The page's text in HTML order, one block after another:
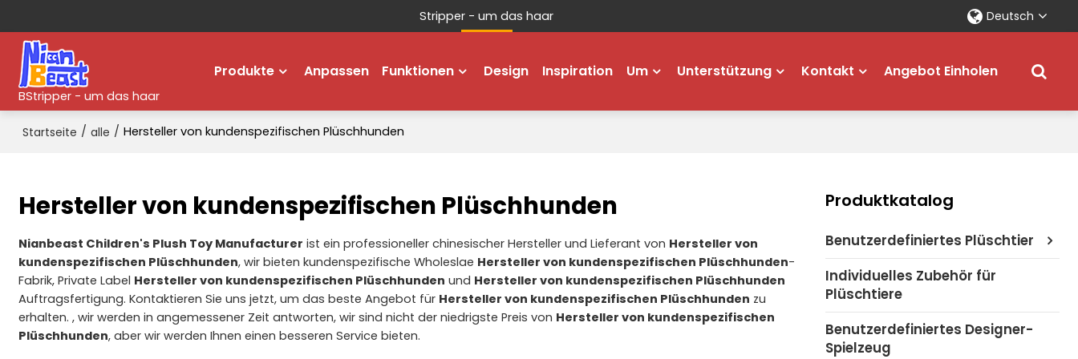
Stripper - um das haar Deutsch
BStripper - um das haar
Produkte Anpassen Funktionen Design Inspiration Um Unterstützung Kontakt Angebot Einholen
Startseite / alle / Hersteller von kundenspezifischen Plüschhunden
Hersteller von kundenspezifischen Plüschhunden
Nianbeast Children's Plush Toy Manufacturer ist ein professioneller chinesischer Hersteller und Lieferant von Hersteller von
kundenspezifischen Plüschhunden, wir bieten kundenspezifische Wholeslae Hersteller von kundenspezifischen Plüschhunden-
Fabrik, Private Label Hersteller von kundenspezifischen Plüschhunden und Hersteller von kundenspezifischen Plüschhunden
Auftragsfertigung. Kontaktieren Sie uns jetzt, um das beste Angebot für Hersteller von kundenspezifischen Plüschhunden zu
erhalten. , wir werden in angemessener Zeit antworten, wir sind nicht der niedrigste Preis von Hersteller von kundenspezifischen
Plüschhunden, aber wir werden Ihnen einen besseren Service bieten.
Produktkatalog
Benutzerdefiniertes Plüschtier
Individuelles Zubehör für
Plüschtiere
Benutzerdefiniertes Designer-
Spielzeug